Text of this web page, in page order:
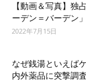
【動画＆写真】独
ーデン＝バーデン
2022年7月15日
なぜ銭湯といえば
内外薬品に突撃調査